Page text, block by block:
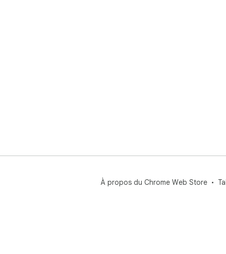
À propos du Chrome Web Store